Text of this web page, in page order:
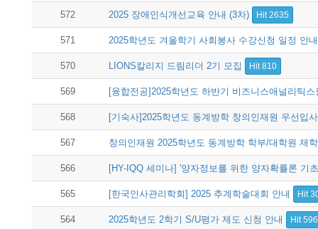
572 2025 장애인식개선교육 안내 (3차) Hit 2635
571 2025학년도 겨울학기 사회봉사 수강신청 일정 안
570 LIONS칼리지 드림리더 2기 모집 Hit 810
569 [융합전공]2025학년도 하반기 비즈니스애널리틱
568 [기숙사]2025학년도 동계방학 창의인재원 우선입
567 창의인재원 2025학년도 동계방학 학부/대학원 재
566 [HY-IQQ 세미나] '양자정보를 위한 양자확률론
565 [한국인사관리학회] 2025 추계학술대회 안내 Hit
564 2025학년도 2학기 S/U평가 제도 신청 안내 Hit